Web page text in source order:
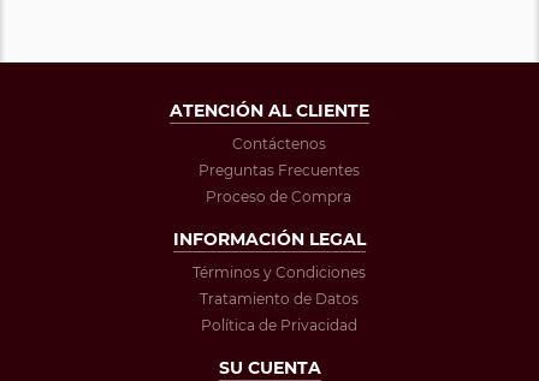
ATENCIÓN AL CLIENTE
Contáctenos
Preguntas Frecuentes
Proceso de Compra
INFORMACIÓN LEGAL
Términos y Condiciones
Tratamiento de Datos
Política de Privacidad
SU CUENTA